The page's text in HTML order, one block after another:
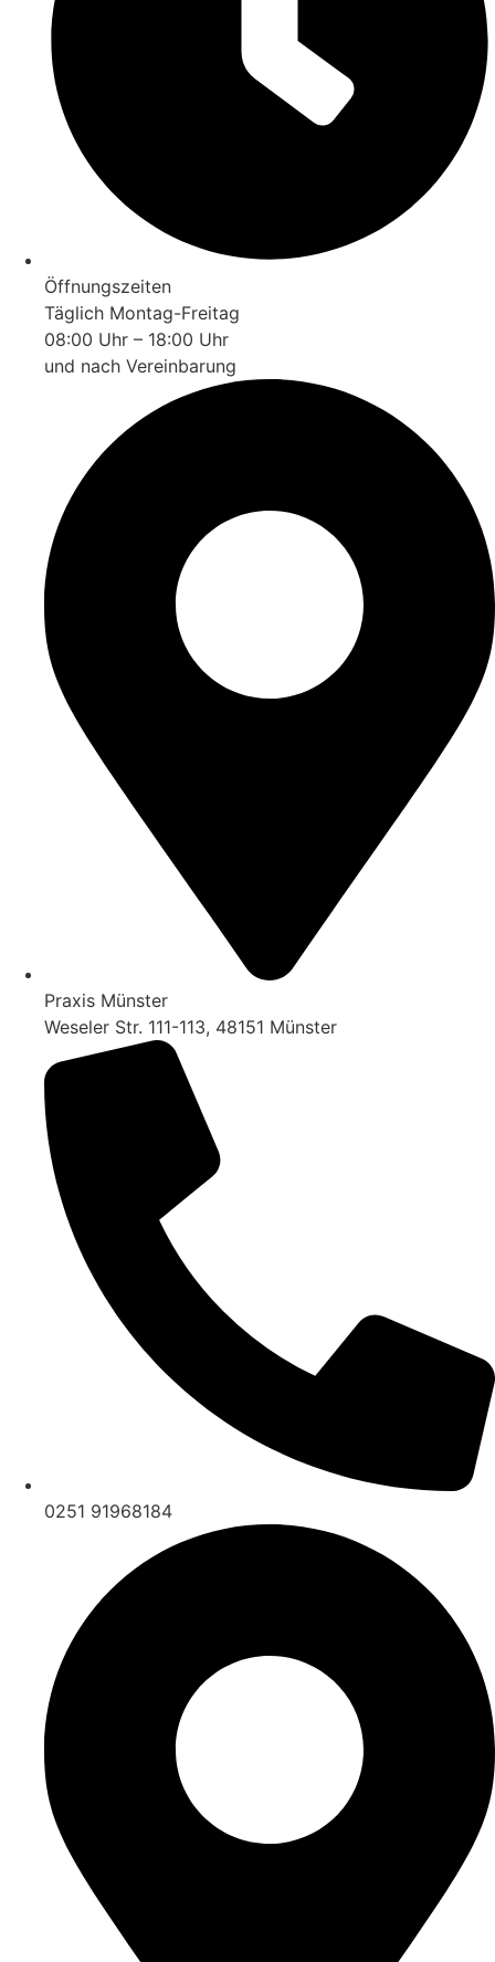
Öffnungszeiten
Täglich Montag-Freitag
08:00 Uhr – 18:00 Uhr
und nach Vereinbarung
Praxis Münster
Weseler Str. 111-113, 48151 Münster
0251 91968184